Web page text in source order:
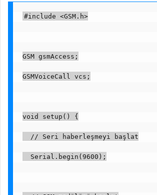
#include <GSM.h>
GSM gsmAccess;
GSMVoiceCall vcs;
void setup() {
  // Seri haberleşmeyi başlat
  Serial.begin(9600);